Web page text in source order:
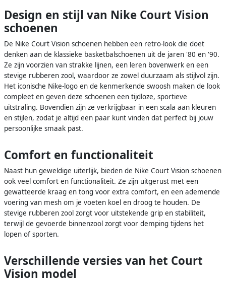
Design en stijl van Nike Court Vision
schoenen
De Nike Court Vision schoenen hebben een retro-look die doet
denken aan de klassieke basketbalschoenen uit de jaren '80 en '90.
Ze zijn voorzien van strakke lijnen, een leren bovenwerk en een
stevige rubberen zool, waardoor ze zowel duurzaam als stijlvol zijn.
Het iconische Nike-logo en de kenmerkende swoosh maken de look
compleet en geven deze schoenen een tijdloze, sportieve
uitstraling. Bovendien zijn ze verkrijgbaar in een scala aan kleuren
en stijlen, zodat je altijd een paar kunt vinden dat perfect bij jouw
persoonlijke smaak past.
Comfort en functionaliteit
Naast hun geweldige uiterlijk, bieden de Nike Court Vision schoenen
ook veel comfort en functionaliteit. Ze zijn uitgerust met een
gewatteerde kraag en tong voor extra comfort, en een ademende
voering van mesh om je voeten koel en droog te houden. De
stevige rubberen zool zorgt voor uitstekende grip en stabiliteit,
terwijl de gevoerde binnenzool zorgt voor demping tijdens het
lopen of sporten.
Verschillende versies van het Court
Vision model